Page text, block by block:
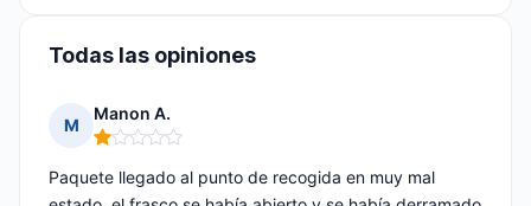
Todas las opiniones
M
Manon A.
Nota: 1 de 5
Paquete llegado al punto de recogida en muy mal